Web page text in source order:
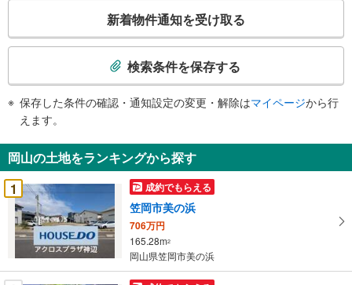
検
知
を
受
け
取
る
条
新着物件通知を受け取る
検索条件を保存する
保存した条件の確認・通知設定の変更・解除はマイページから行
えます。
岡山の土地をランキングから探す
1
成約でもらえる
笠岡市美の浜
706万円
165.28m2
岡山県笠岡市美の浜